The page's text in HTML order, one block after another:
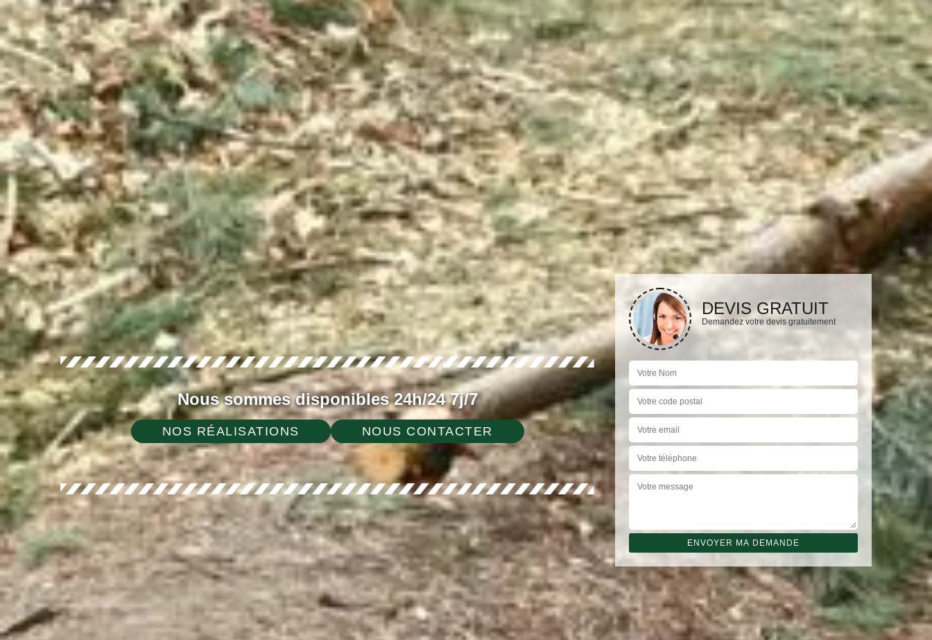
Nous sommes disponibles 24h/24 7j/7
NOS RÉALISATIONS NOUS CONTACTER
DEVIS GRATUIT
Demandez votre devis gratuitement